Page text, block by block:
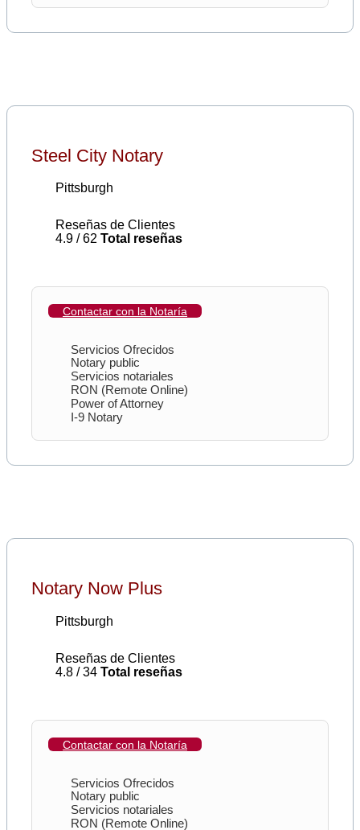
Steel City Notary
Pittsburgh
Reseñas de Clientes
4.9 / 62 Total reseñas
Contactar con la Notaría
Servicios Ofrecidos
Notary public
Servicios notariales
RON (Remote Online)
Power of Attorney
I-9 Notary
Notary Now Plus
Pittsburgh
Reseñas de Clientes
4.8 / 34 Total reseñas
Contactar con la Notaría
Servicios Ofrecidos
Notary public
Servicios notariales
RON (Remote Online)